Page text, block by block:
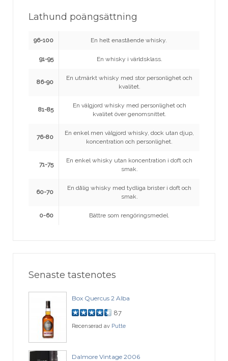
Lathund poängsättning
96-100 En helt enastående whisky.
91-95 En whisky i världsklass.
86-90
En utmärkt whisky med stor personlighet och
kvalitet.
81-85
En välgjord whisky med personlighet och
kvalitet över genomsnittet.
76-80
En enkel men välgjord whisky, dock utan djup,
koncentration och personlighet.
71-75
En enkel whisky utan koncentration i doft och
smak.
60-70
En dålig whisky med tydliga brister i doft och
smak.
0-60 Bättre som rengöringsmedel.
Senaste tastenotes
Box Quercus 2 Alba
87
Recenserad av Putte
Dalmore Vintage 2006